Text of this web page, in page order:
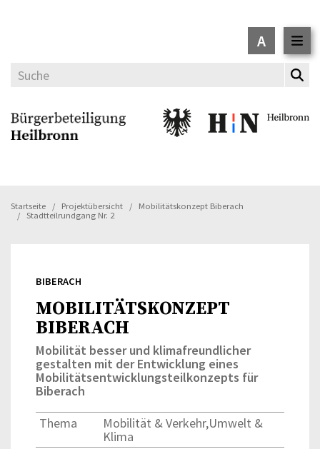
A
Startseite Projektübersicht
Mobilitätskonzept Biberach
Stadtteilrundgang Nr. 2
BIBERACH
MOBILITÄTSKONZEPT
BIBERACH
Mobilität besser und klimafreundlicher
gestalten mit der Entwicklung eines
Mobilitätsentwicklungsteilkonzepts für
Biberach
Thema
Mobilität & Verkehr,Umwelt &
Klima